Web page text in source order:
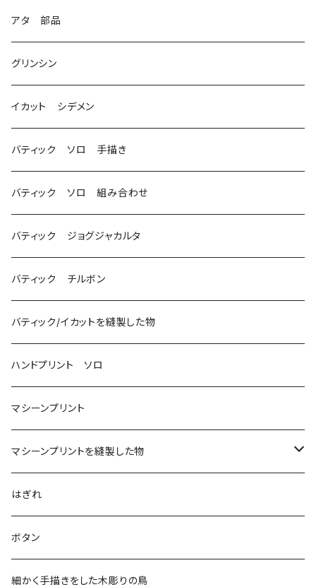
3
アタ 部品
グリンシン
イカット シデメン
バティック ソロ 手描き
バティック ソロ 組み合わせ
バティック ジョグジャカルタ
バティック チルボン
バティック/イカットを縫製した物
ハンドプリント ソロ
マシーンプリント
マシーンプリントを縫製した物
アロハシャツ
2018
2019
ドレスシャツ
チュニック
はぎれ
ボタン
細かく手描きをした木彫りの鳥